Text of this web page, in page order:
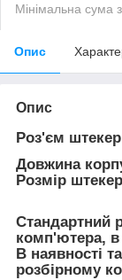
Мінімальна сума
Опис
Опис
Роз'єм
Довжина
Розмір
Стандартний
комп'ютера, в
В наявності
розбірному